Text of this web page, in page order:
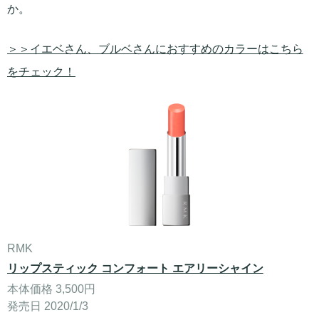
か。
＞＞イエベさん、ブルベさんにおすすめのカラーはこちら
をチェック！
RMK
リップスティック コンフォート エアリーシャイン
本体価格 3,500円
発売日 2020/1/3